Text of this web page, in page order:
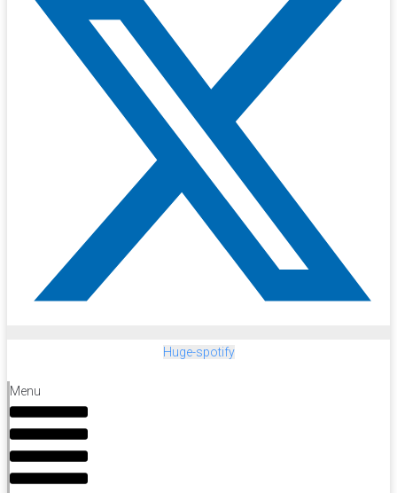
Huge-spotify
Menu